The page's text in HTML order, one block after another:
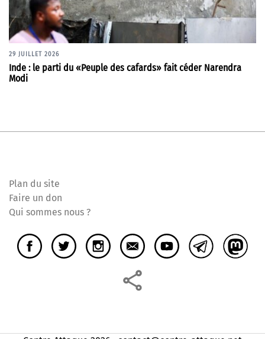
29 JUILLET 2026
Inde : le parti du «Peuple des cafards» fait céder Narendra
Modi
Plan du site
Faire un don
Qui sommes nous ?